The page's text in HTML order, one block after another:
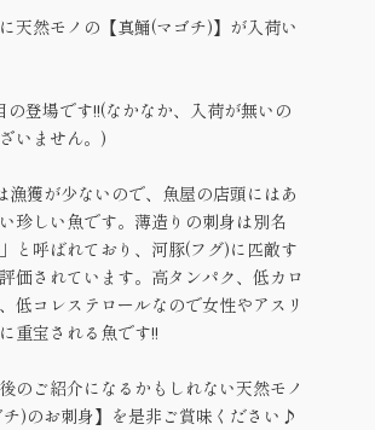
天然モノの【真鯒(マゴチ)】が入荷い
の登場です!!(なかなか、入荷が無いの
いません。)
漁獲が少ないので、魚屋の店頭にはあ
珍しい魚です。薄造りの刺身は別名
と呼ばれており、河豚(フグ)に匹敵す
価されています。高タンパク、低カロ
低コレステロールなので女性やアスリ
重宝される魚です!!
のご紹介になるかもしれない天然モノ
チ)のお刺身】を是非ご賞味ください♪